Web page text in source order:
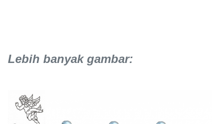
Lebih banyak gambar: